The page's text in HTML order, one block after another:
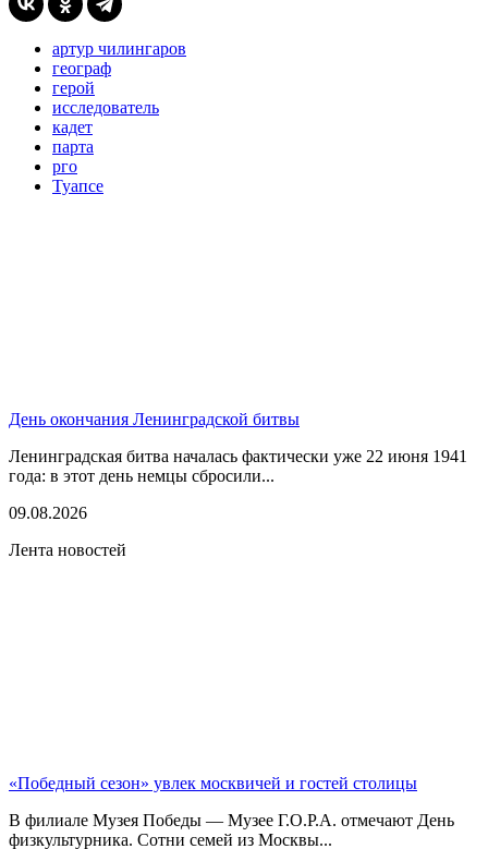
артур чилингаров
географ
герой
исследователь
кадет
парта
рго
Туапсе
День окончания Ленинградской битвы
Ленинградская битва началась фактически уже 22 июня 1941
года: в этот день немцы сбросили...
09.08.2026
Лента новостей
«Победный сезон» увлек москвичей и гостей столицы
В филиале Музея Победы — Музее Г.О.Р.А. отмечают День
физкультурника. Сотни семей из Москвы...